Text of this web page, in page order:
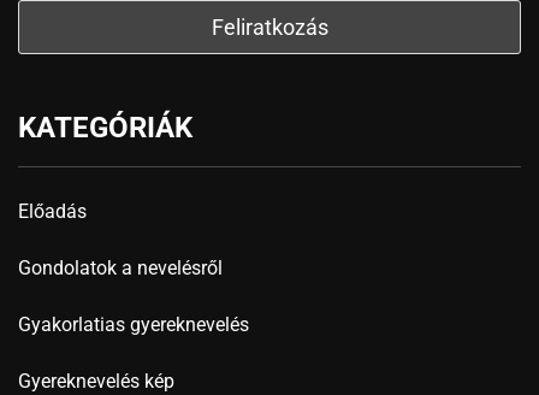
KATEGÓRIÁK
Előadás
Gondolatok a nevelésről
Gyakorlatias gyereknevelés
Gyereknevelés kép